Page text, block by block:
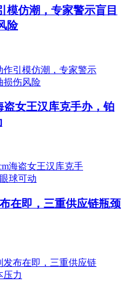
模仿潮，专家警示盲目
险
盗女王汉库克手办，铂
在即，三重供应链瓶颈